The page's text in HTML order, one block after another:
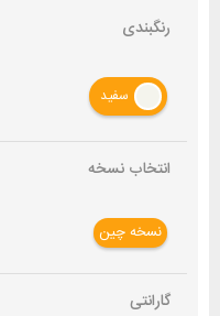
رنگبندی
سفید
انتخاب نسخه
نسخه چین
گارانتی